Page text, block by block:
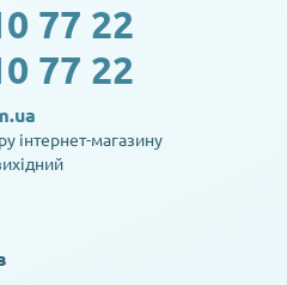
77 22
77 22
інтернет-магазину